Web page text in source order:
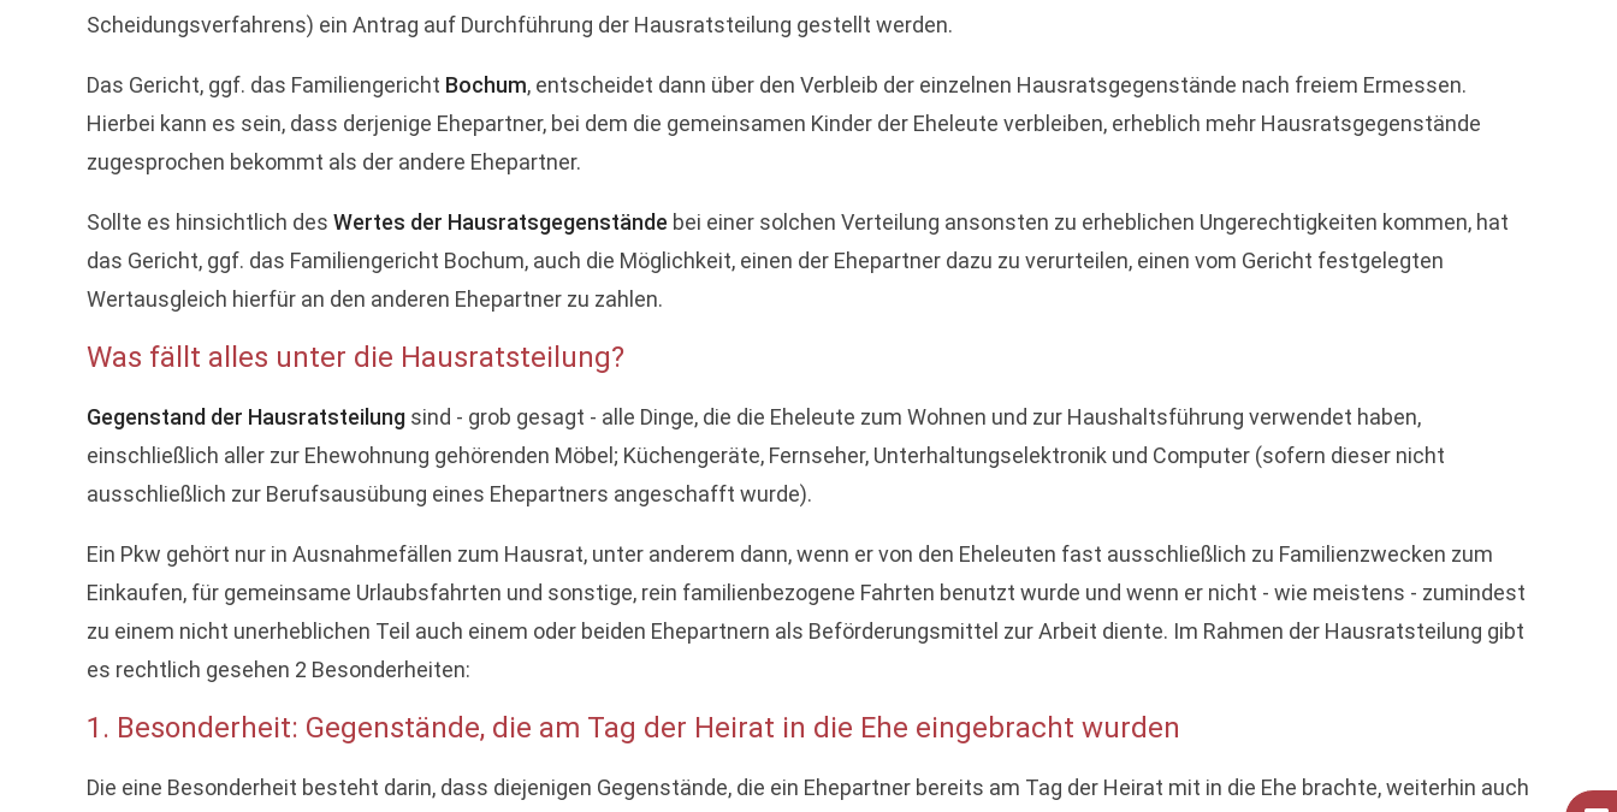
Scheidungsverfahrens) ein Antrag auf Durchführung der Hausratsteilung gestellt werden.
Das Gericht, ggf. das Familiengericht Bochum, entscheidet dann über den Verbleib der einzelnen Hausratsgegenstände nach freiem Ermessen.
Hierbei kann es sein, dass derjenige Ehepartner, bei dem die gemeinsamen Kinder der Eheleute verbleiben, erheblich mehr Hausratsgegenstände
zugesprochen bekommt als der andere Ehepartner.
Sollte es hinsichtlich des Wertes der Hausratsgegenstände bei einer solchen Verteilung ansonsten zu erheblichen Ungerechtigkeiten kommen, hat
das Gericht, ggf. das Familiengericht Bochum, auch die Möglichkeit, einen der Ehepartner dazu zu verurteilen, einen vom Gericht festgelegten
Wertausgleich hierfür an den anderen Ehepartner zu zahlen.
Was fällt alles unter die Hausratsteilung?
Gegenstand der Hausratsteilung sind - grob gesagt - alle Dinge, die die Eheleute zum Wohnen und zur Haushaltsführung verwendet haben,
einschließlich aller zur Ehewohnung gehörenden Möbel; Küchengeräte, Fernseher, Unterhaltungselektronik und Computer (sofern dieser nicht
ausschließlich zur Berufsausübung eines Ehepartners angeschafft wurde).
Ein Pkw gehört nur in Ausnahmefällen zum Hausrat, unter anderem dann, wenn er von den Eheleuten fast ausschließlich zu Familienzwecken zum
Einkaufen, für gemeinsame Urlaubsfahrten und sonstige, rein familienbezogene Fahrten benutzt wurde und wenn er nicht - wie meistens - zumindest
zu einem nicht unerheblichen Teil auch einem oder beiden Ehepartnern als Beförderungsmittel zur Arbeit diente. Im Rahmen der Hausratsteilung gibt
es rechtlich gesehen 2 Besonderheiten:
1. Besonderheit: Gegenstände, die am Tag der Heirat in die Ehe eingebracht wurden
Die eine Besonderheit besteht darin, dass diejenigen Gegenstände, die ein Ehepartner bereits am Tag der Heirat mit in die Ehe brachte, weiterhin auch